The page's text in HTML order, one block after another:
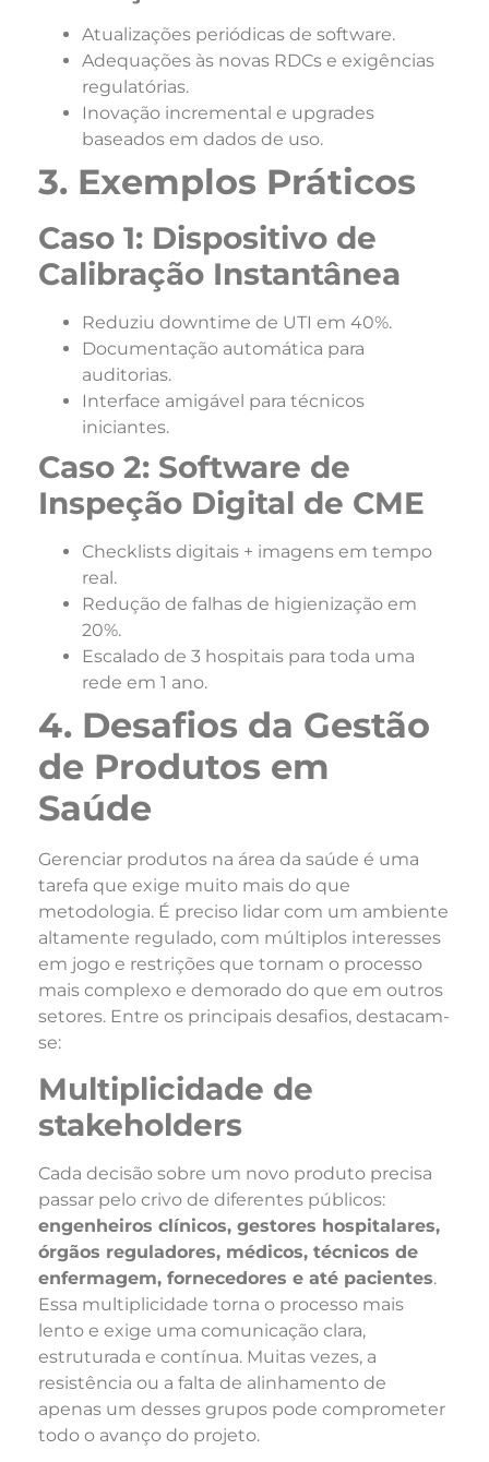
Atualizações periódicas de software.
Adequações às novas RDCs e exigências
regulatórias.
Inovação incremental e upgrades
baseados em dados de uso.
3. Exemplos Práticos
Caso 1: Dispositivo de
Calibração Instantânea
Reduziu downtime de UTI em 40%.
Documentação automática para
auditorias.
Interface amigável para técnicos
iniciantes.
Caso 2: Software de
Inspeção Digital de CME
Checklists digitais + imagens em tempo
real.
Redução de falhas de higienização em
20%.
Escalado de 3 hospitais para toda uma
rede em 1 ano.
4. Desafios da Gestão
de Produtos em
Saúde
Gerenciar produtos na área da saúde é uma
tarefa que exige muito mais do que
metodologia. É preciso lidar com um ambiente
altamente regulado, com múltiplos interesses
em jogo e restrições que tornam o processo
mais complexo e demorado do que em outros
setores. Entre os principais desafios, destacam-
se:
Multiplicidade de
stakeholders
Cada decisão sobre um novo produto precisa
passar pelo crivo de diferentes públicos:
engenheiros clínicos, gestores hospitalares,
órgãos reguladores, médicos, técnicos de
enfermagem, fornecedores e até pacientes.
Essa multiplicidade torna o processo mais
lento e exige uma comunicação clara,
estruturada e contínua. Muitas vezes, a
resistência ou a falta de alinhamento de
apenas um desses grupos pode comprometer
todo o avanço do projeto.